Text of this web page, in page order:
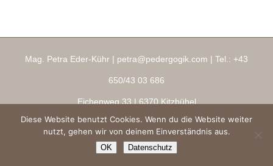
Mag. Petra Eder-Kühr | petra@pedergogik.com | Tel.: +43
650/43 03 686
Eichenweg 33 | 6370 Kitzbühel
Impressum|AGBs|Datenschutz|Ringana Shop
Copyright 2026 ® pedergogik.com
Diese Website benutzt Cookies. Wenn du die Website weiter
nutzt, gehen wir von deinem Einverständnis aus.
OK Datenschutz